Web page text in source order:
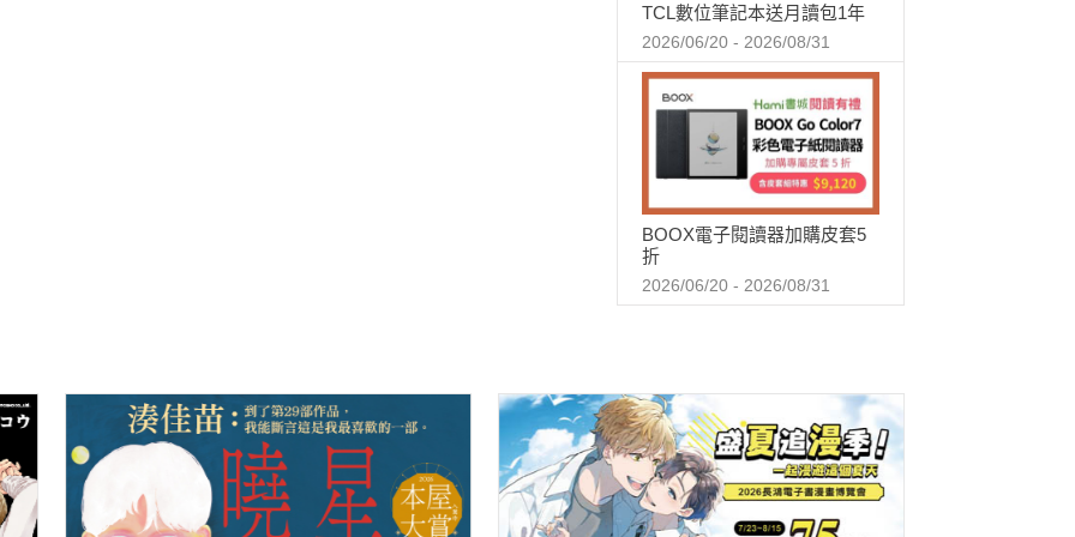
TCL數位筆記本送月讀包1年
2026/06/20 - 2026/08/31
BOOX電子閱讀器加購皮套5
折
2026/06/20 - 2026/08/31